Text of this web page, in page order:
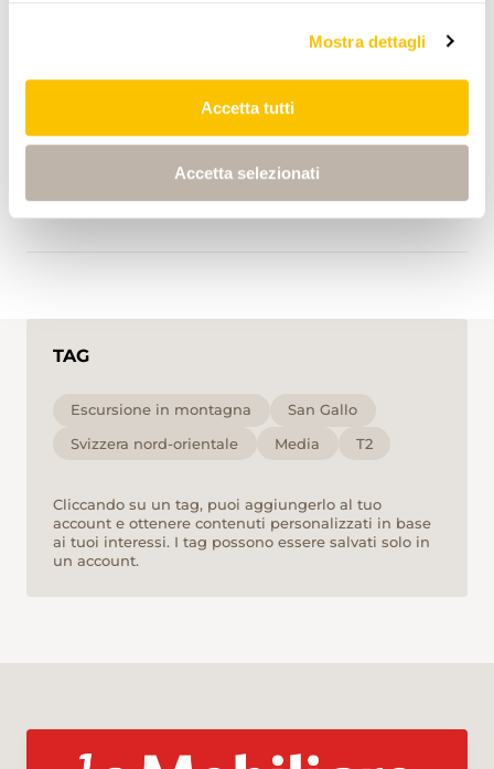
Mostra dettagli
Accetta tutti
Accetta selezionati
Voralp, Kurhaus
3:45
3:45
TAG
Escursione in montagna
San Gallo
Svizzera nord-orientale
Media T2
Cliccando su un tag, puoi aggiungerlo al tuo
account e ottenere contenuti personalizzati in base
ai tuoi interessi. I tag possono essere salvati solo in
un account.